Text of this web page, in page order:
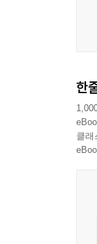
한
클래